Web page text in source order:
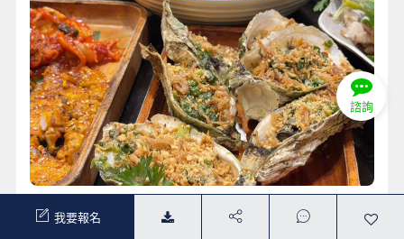
我要報名
入選米其林指南的海鮮餐廳 ▲入內參觀
諮詢